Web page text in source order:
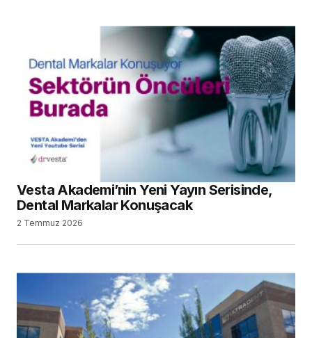
Vesta Akademi’nin Yeni Yayın Serisinde,
Dental Markalar Konuşacak
2 Temmuz 2026